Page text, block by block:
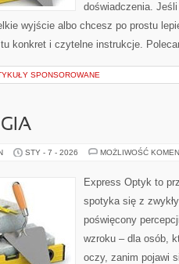
doświadczenia.
wyjście albo chcesz po prostu
konkret i czytelne instrukcje.
SPONSOROWANE
STY - 7 - 2026 MOŻLIWOŚĆ
Express Optyk to
spotyka się z
poświęcony
wzroku – dla osób,
oczy, zanim pojawi